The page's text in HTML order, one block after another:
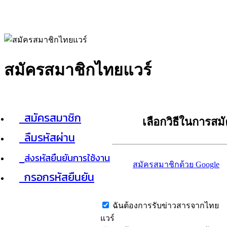
สมัครสมาชิกไทยแวร์
สมัครสมาชิก
ลืมรหัสผ่าน
ส่งรหัสยืนยันการใช้งาน
กรอกรหัสยืนยัน
เลือกวิธีในการส
สมัครสมาชิกด้วย Google
ฉันต้องการรับข่าวสารจากไทย
แวร์